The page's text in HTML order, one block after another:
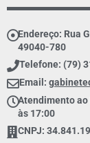
Endereço: Rua
49040-780
Telefone: (79)
Email:
Atendimento ao
às 17:00
CNPJ: